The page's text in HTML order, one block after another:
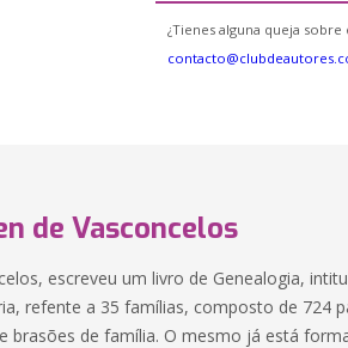
¿Tienes alguna queja
de Vasconcelos
escreveu um livro de Genealogia,
refente a 35 famílias, composto de 724
brasões de família. O mesmo já está